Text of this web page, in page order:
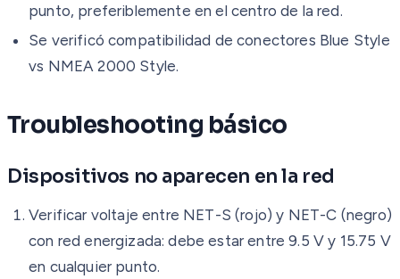
punto, preferiblemente en el centro de la red.
Se verificó compatibilidad de conectores Blue Style
vs NMEA 2000 Style.
Troubleshooting básico
Dispositivos no aparecen en la red
Verificar voltaje entre NET-S (rojo) y NET-C (negro)
con red energizada: debe estar entre 9.5 V y 15.75 V
en cualquier punto.